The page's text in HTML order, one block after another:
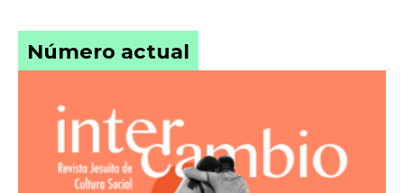
Número actual